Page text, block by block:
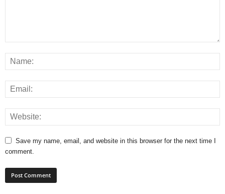
Save my name, email, and website in this browser for the next time I
comment.